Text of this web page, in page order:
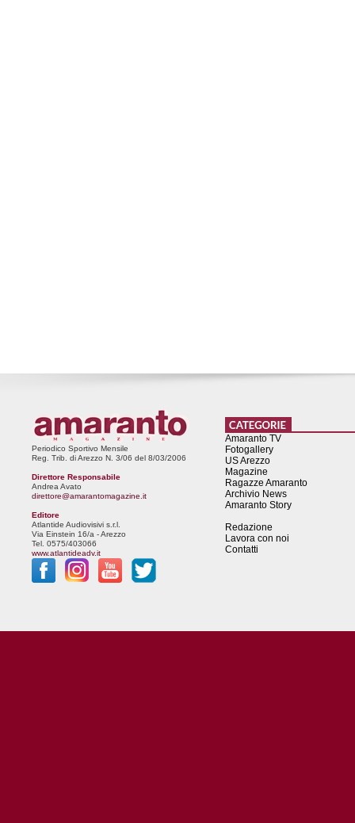
Periodico Sportivo Mensile
Reg. Trib. di Arezzo N. 3/06 del 8/03/2006
Direttore Responsabile
Andrea Avato
direttore@amarantomagazine.it
Editore
Atlantide Audiovisivi s.r.l.
Via Einstein 16/a - Arezzo
Tel. 0575/403066
www.atlantideadv.it
Amaranto TV
Fotogallery
US Arezzo
Magazine
Ragazze Amaranto
Archivio News
Amaranto Story
Redazione
Lavora con noi
Contatti